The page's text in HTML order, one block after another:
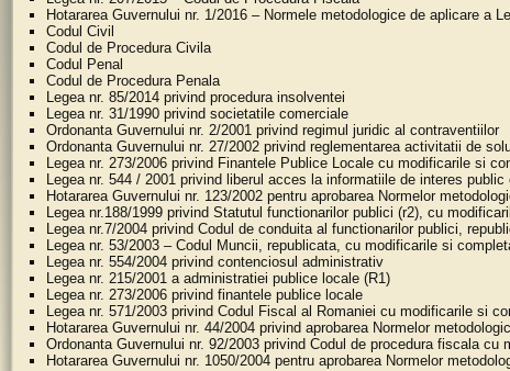
Hotararea Guvernului nr. 1/2016 – Normele metodologice de aplicare a
Codul Civil
Codul de Procedura Civila
Codul Penal
Codul de Procedura Penala
Legea nr. 85/2014 privind procedura insolventei
Legea nr. 31/1990 privind societatile comerciale
Ordonanta Guvernului nr. 2/2001 privind regimul juridic al contraventiilor
Ordonanta Guvernului nr. 27/2002 privind reglementarea activitatii de
Legea nr. 273/2006 privind Finantele Publice Locale cu modificarile si
Legea nr. 544 / 2001 privind liberul acces la informatiile de interes
Hotararea Guvernului nr. 123/2002 pentru aprobarea Normelor
Legea nr.188/1999 privind Statutul functionarilor publici (r2), cu
Legea nr.7/2004 privind Codul de conduita al functionarilor publici,
Legea nr. 53/2003 – Codul Muncii, republicata, cu modificarile si
Legea nr. 554/2004 privind contenciosul administrativ
Legea nr. 215/2001 a administratiei publice locale (R1)
Legea nr. 273/2006 privind finantele publice locale
Legea nr. 571/2003 privind Codul Fiscal al Romaniei cu modificarile si
Hotararea Guvernului nr. 44/2004 privind aprobarea Normelor
Ordonanta Guvernului nr. 92/2003 privind Codul de procedura fiscala cu
Hotararea Guvernului nr. 1050/2004 pentru aprobarea Normelor